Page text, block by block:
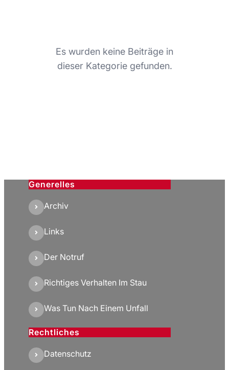
Es wurden keine Beiträge in
dieser Kategorie gefunden.
Generelles
Archiv
Links
Der Notruf
Richtiges Verhalten Im Stau
Was Tun Nach Einem Unfall
Rechtliches
Datenschutz